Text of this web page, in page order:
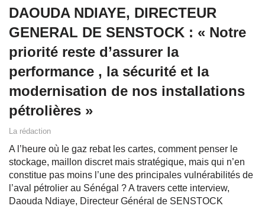
DAOUDA NDIAYE, DIRECTEUR
GENERAL DE SENSTOCK : « Notre
priorité reste d’assurer la
performance , la sécurité et la
modernisation de nos installations
pétrolières »
La rédaction
A l’heure où le gaz rebat les cartes, comment penser le
stockage, maillon discret mais stratégique, mais qui n’en
constitue pas moins l’une des principales vulnérabilités de
l’aval pétrolier au Sénégal ? A travers cette interview,
Daouda Ndiaye, Directeur Général de SENSTOCK